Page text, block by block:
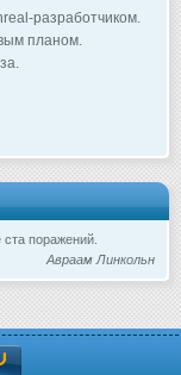
разработчиком.
планом.
поражений.
Авраам Линкольн